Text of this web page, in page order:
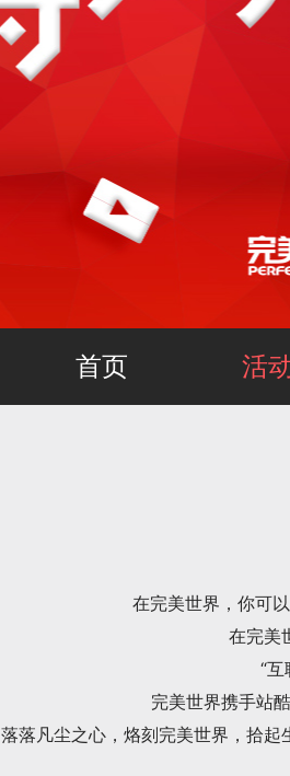
首页 活
在完美世界，你可
在完美
“
完美世界携手站
落落凡尘之心，烙刻完美世界，拾